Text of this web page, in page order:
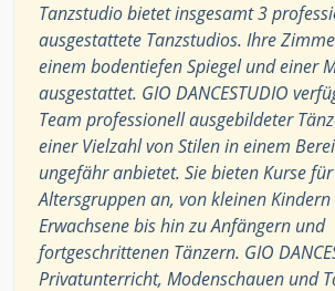
Tanzstudio bietet insgesamt 3
ausgestattete Tanzstudios. Ihre
einem bodentiefen Spiegel und einer
ausgestattet. GIO DANCESTUDIO
Team professionell ausgebildeter
einer Vielzahl von Stilen in einem
ungefähr anbietet. Sie bieten Kurse
Altersgruppen an, von kleinen
Erwachsene bis hin zu Anfängern und
fortgeschrittenen Tänzern. GIO
Privatunterricht, Modenschauen und